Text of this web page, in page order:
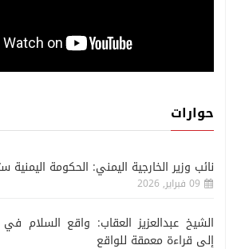
حوارات
نائب وزير الخارجية اليمني: الحكومة
09 فبراير, 2026
الشيخ عبدالعزيز العقاب: واقع السلام
إلى قراءة معمقة للواقع